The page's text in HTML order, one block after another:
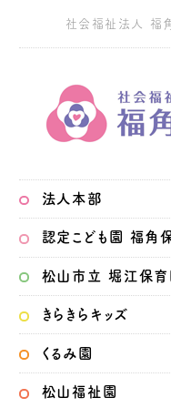
社会福祉法人 福
法人本部
認定こども園 福角
松山市立 堀江保育
きらきらキッズ
くるみ園
松山福祉園